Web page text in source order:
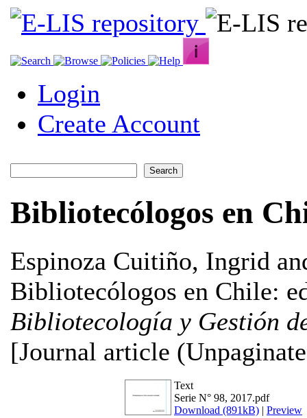
Login
Create Account
Bibliotecólogos en
Espinoza Cuitiño, Ingrid
Bibliotecólogos en Chile:
Bibliotecología y Gestión
[Journal article
Text
Serie N° 98, 2017.pdf
Download (891kB) | Preview